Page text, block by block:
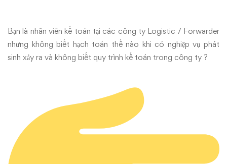
Bạn là nhân viên kế toán tại các công ty Logistic / Forwarder
nhưng không biết hạch toán thế nào khi có nghiệp vụ phát
sinh xảy ra và không biết quy trình kế toán trong công ty ?